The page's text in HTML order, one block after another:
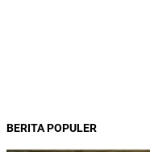
BERITA POPULER